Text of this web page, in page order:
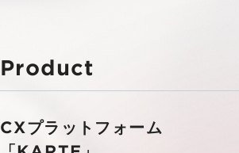
Purpose & Mission
経営メンバー
事業内容
プレイド
CXプラットフォーム KARTE
ニュース
Product
CXプラットフォーム